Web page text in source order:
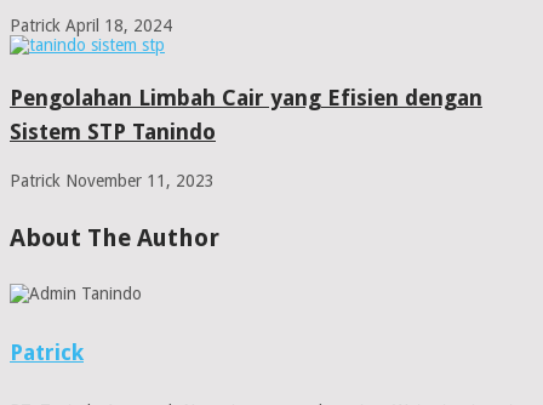
Patrick April 18, 2024
Pengolahan Limbah Cair yang Efisien dengan
Sistem STP Tanindo
Patrick November 11, 2023
About The Author
Patrick